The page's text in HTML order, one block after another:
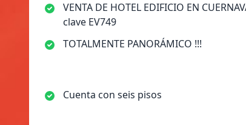
VENTA DE HOTEL EDIFICIO EN
clave EV749
TOTALMENTE PANORÁMICO !!!
Cuenta con seis pisos